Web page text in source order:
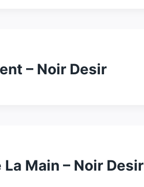
– Noir Desir
La Main – Noir Desir